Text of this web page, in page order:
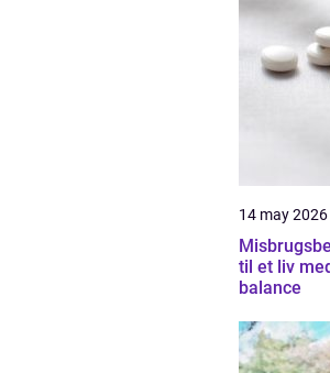
14 may 2026
til et liv
balance